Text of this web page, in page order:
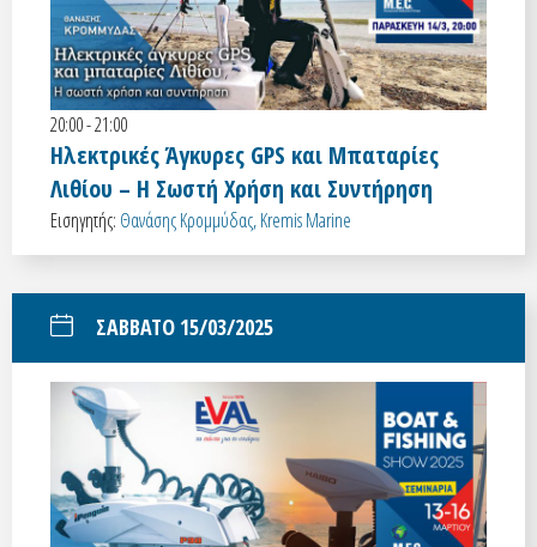
20:00 - 21:00
Ηλεκτρικές Άγκυρες GPS και Μπαταρίες
Λιθίου – Η Σωστή Χρήση και Συντήρηση
Εισηγητής: Θανάσης Κρομμύδας, Kremis Marine
ΣΑΒΒΑΤΟ 15/03/2025